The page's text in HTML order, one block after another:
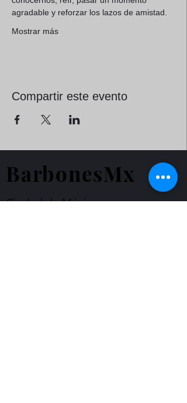
agradable y reforzar los lazos de amistad.
Mostrar más
Compartir este evento
BarbonesMx
Ciudad de México